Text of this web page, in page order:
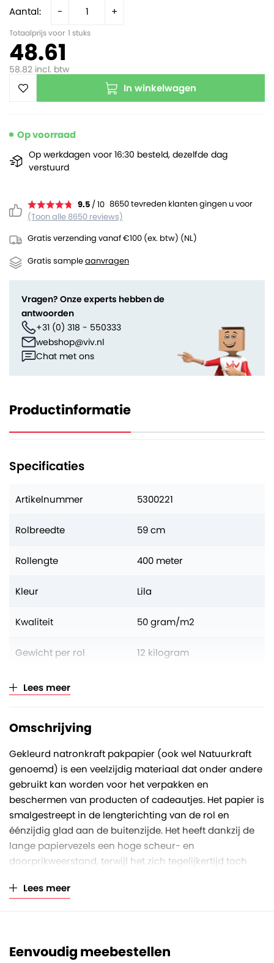
Aantal: - +
Totaalprijs voor 1 stuks
48.61
58.82 incl. btw
In winkelwagen
9.5 / 10 8650 tevreden klanten gingen u voor
(Toon alle 8650 reviews)
Gratis verzending vanaf €100 (ex. btw) (NL)
Gratis sampleaanvragen
Op voorraad
Op werkdagen voor 16:30 besteld, dezelfde dag
verstuurd
Vragen? Onze experts hebben de
antwoorden
+31 (0) 318 - 550333
webshop@viv.nl
Chat met ons
Productinformatie
Specificaties
Artikelnummer 5300221
Rolbreedte 59 cm
Rollengte 400 meter
Kleur Lila
Kwaliteit 50 gram/m2
Gewicht per rol 12 kilogram
Aantal op volle pallet
Lees meer
Omschrijving
Gekleurd natronkraft pakpapier (ook wel Natuurkraft
genoemd) is een veelzijdig materiaal dat onder andere
gebruikt kan worden voor het verpakken en
beschermen van producten of cadeautjes. Het papier is
smalgestreept in de lengterichting van de rol en
éénzijdig glad aan de buitenzijde. Het heeft dankzij de
lange papiervezels een hoge scheur- en
doorprikweerstand, terwijl het zich tegelijkertijd toch
Deze lila gekleurde rol is aan de buitenzijde bedrukt en
Des te hoger het grammage, des te sterker en dikker is
Lees meer
Eenvoudig meebestellen